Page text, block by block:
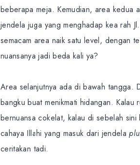
beberapa meja. Kemudian, area kedua
jendela juga yang menghadap kea rah
semacam area naik satu level, dengan
nuansanya jadi beda kali ya?
Area selanjutnya ada di bawah tangga.
bangku buat menikmati hidangan. Kalau
bernuansa cokelat, kalau di sebelah
cahaya Illahi yang masuk dari jendela
ceritakan tadi.